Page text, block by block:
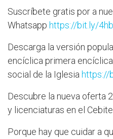
Suscríbete gratis por a
Whatsapp https://bit.ly/
Descarga la versión
encíclica primera
social de la Iglesia https://
Descubre la nueva oferta
y licenciaturas en el
Porque hay que cuidar a